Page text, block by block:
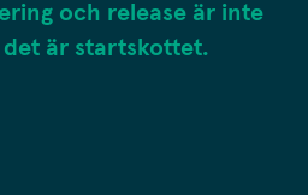
och release är inte
är startskottet.